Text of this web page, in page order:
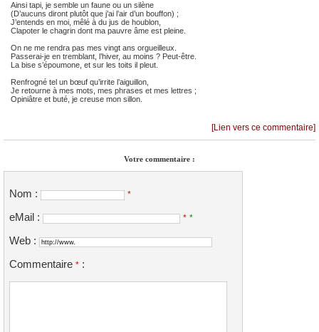
Ainsi tapi, je semble un faune ou un silène
(D’aucuns diront plutôt que j’ai l’air d’un bouffon) ;
J’entends en moi, mêlé à du jus de houblon,
Clapoter le chagrin dont ma pauvre âme est pleine.
On ne me rendra pas mes vingt ans orgueilleux.
Passerai-je en tremblant, l’hiver, au moins ? Peut-être.
La bise s’époumone, et sur les toits il pleut.
Renfrogné tel un bœuf qu’irrite l’aiguillon,
Je retourne à mes mots, mes phrases et mes lettres ;
Opiniâtre et buté, je creuse mon sillon.
[Lien vers ce commentaire]
Votre commentaire :
Nom : *
eMail : * *
Web :
Commentaire * :